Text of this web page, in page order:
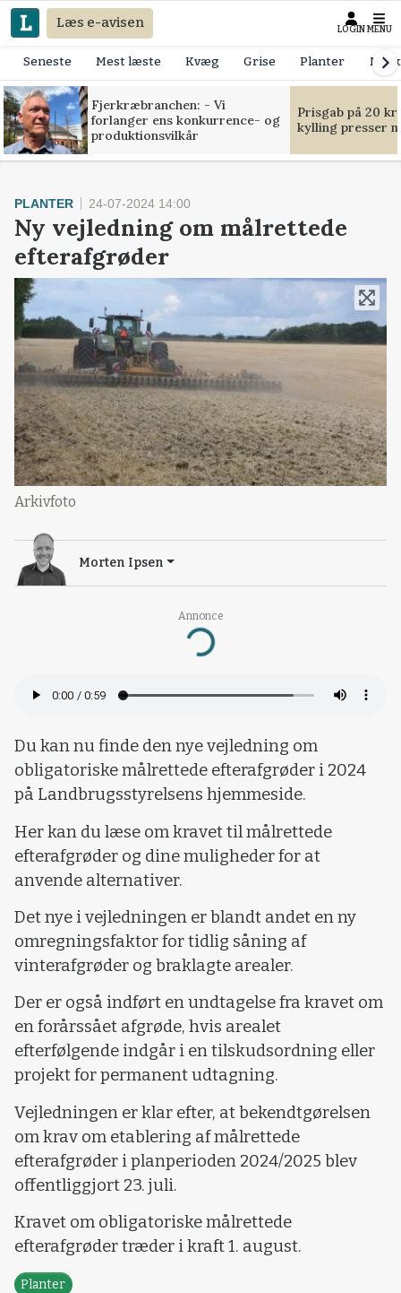
Læs e-avisen LOGIN MENU
Seneste Mest læste Kvæg Grise Planter
Fjerkræbranchen: - Vi
forlanger ens konkurrence- og
produktionsvilkår
Prisgab på 20
kylling presser
Annonce
Loading...
PLANTER 24-07-2024 14:00
Ny vejledning om målrettede
efterafgrøder
Arkivfoto
Morten Ipsen
Du kan nu finde den nye vejledning om
obligatoriske målrettede efterafgrøder i 2024
på Landbrugsstyrelsens hjemmeside.
Her kan du læse om kravet til målrettede
efterafgrøder og dine muligheder for at
anvende alternativer.
Det nye i vejledningen er blandt andet en ny
omregningsfaktor for tidlig såning af
vinterafgrøder og braklagte arealer.
Der er også indført en undtagelse fra kravet om
en forårssået afgrøde, hvis arealet
efterfølgende indgår i en tilskudsordning eller
projekt for permanent udtagning.
Vejledningen er klar efter, at bekendtgørelsen
om krav om etablering af målrettede
efterafgrøder i planperioden 2024/2025 blev
offentliggjort 23. juli.
Kravet om obligatoriske målrettede
efterafgrøder træder i kraft 1. august.
Planter